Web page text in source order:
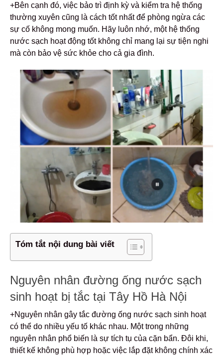
+Bên cạnh đó, việc bảo trì định kỳ và kiểm tra hệ thống
thường xuyên cũng là cách tốt nhất để phòng ngừa các
sự cố không mong muốn. Hãy luôn nhớ, một hệ thống
nước sạch hoạt động tốt không chỉ mang lại sự tiện nghi
mà còn bảo vệ sức khỏe cho cả gia đình.
Tóm tắt nội dung bài viết
Nguyên nhân đường ống nước sạch
sinh hoạt bị tắc tại Tây Hồ Hà Nội
+Nguyên nhân gây tắc đường ống nước sạch sinh hoạt
có thể do nhiều yếu tố khác nhau. Một trong những
nguyên nhân phổ biến là sự tích tụ của cặn bẩn. Đôi khi,
thiết kế không phù hợp hoặc việc lắp đặt không chính xác